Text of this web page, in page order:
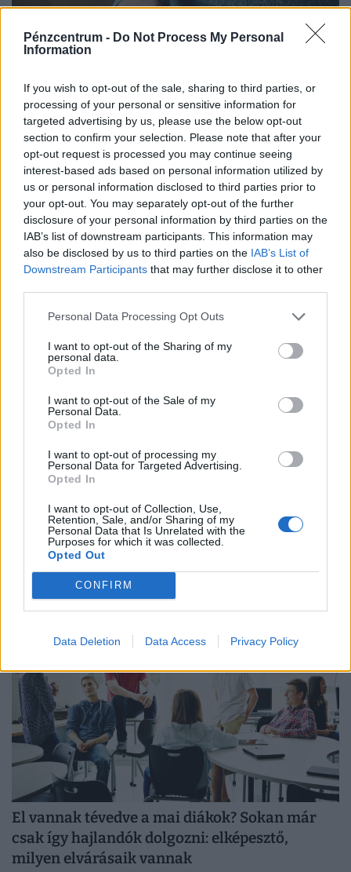
Pénzcentrum - Do Not Process My Personal
Information
If you wish to opt-out of the sale, sharing to third parties, or
processing of your personal or sensitive information for
targeted advertising by us, please use the below opt-out
section to confirm your selection. Please note that after your
opt-out request is processed you may continue seeing
interest-based ads based on personal information utilized by
us or personal information disclosed to third parties prior to
your opt-out. You may separately opt-out of the further
disclosure of your personal information by third parties on the
IAB’s list of downstream participants. This information may
also be disclosed by us to third parties on the IAB’s List of
Downstream Participants that may further disclose it to other
Personal Data Processing Opt Outs
I want to opt-out of the Sharing of my
personal data.
Opted In
I want to opt-out of the Sale of my
Personal Data.
Opted In
I want to opt-out of processing my
Personal Data for Targeted Advertising.
Opted In
I want to opt-out of Collection, Use,
Retention, Sale, and/or Sharing of my
Personal Data that Is Unrelated with the
Purposes for which it was collected.
Opted Out
CONFIRM
Data Deletion Data Access Privacy Policy
Kiderült, ekkora fizetéssel már jómódúnak
számítasz Magyarországon: tágul az olló
gazdag és szegény között
Hiába emelkednek látványosan a magyar bérek, a
számok mögött továbbra is jelentős jövedelmi
különbségek húzódnak meg.
Így dolgoznak home officeból az élelmesek,
miközben utazgatnak: itt a TOP10 úticél, ahol
ezt legkönnyebben megteheted
Az IWG kutatása szerint a helyfüggetlen munkavégzés a
válaszadók 90%-ánál javította a munka és a magánélet
egyensúlyát, míg 80%-uk produktívabbnak érzi magát.
El vannak tévedve a mai diákok? Sokan már
csak így hajlandók dolgozni: elképesztő,
milyen elvárásaik vannak